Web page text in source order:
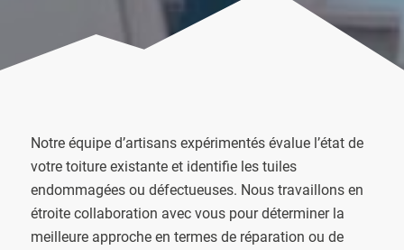
Notre équipe d’artisans expérimentés évalue l’état de
votre toiture existante et identifie les tuiles
endommagées ou défectueuses. Nous travaillons en
étroite collaboration avec vous pour déterminer la
meilleure approche en termes de réparation ou de